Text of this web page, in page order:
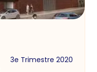
3e Trimestre 2020